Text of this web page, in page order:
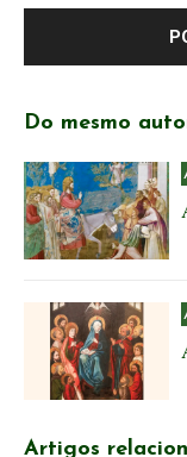
Do mesmo
Artigos